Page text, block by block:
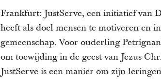
Frankfurt: JustServe, een initiatief van
heeft als doel mensen te motiveren en
gemeenschap. Voor ouderling
om toewijding in de geest van Jezus
JustServe is een manier om zijn